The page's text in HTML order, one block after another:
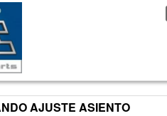
AJUSTE ASIENTO